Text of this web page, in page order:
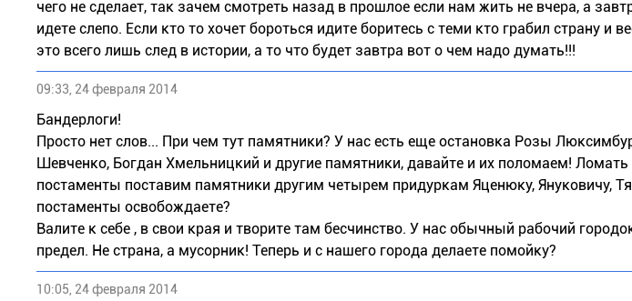
чего не сделает, так зачем смотреть назад в прошлое если нам жить не вчера, а
идете слепо. Если кто то хочет бороться идите боритесь с теми кто грабил страну и
это всего лишь след в истории, а то что будет завтра вот о чем надо думать!!!
09:33, 24 февраля 2014
Бандерлоги!
Просто нет слов... При чем тут памятники? У нас есть еще остановка Розы
Шевченко, Богдан Хмельницкий и другие памятники, давайте и их поломаем!
постаменты поставим памятники другим четырем придуркам Яценюку, Януковичу,
постаменты освобождаете?
Валите к себе , в свои края и творите там бесчинство. У нас обычный рабочий
предел. Не страна, а мусорник! Теперь и с нашего города делаете помойку?
10:05, 24 февраля 2014